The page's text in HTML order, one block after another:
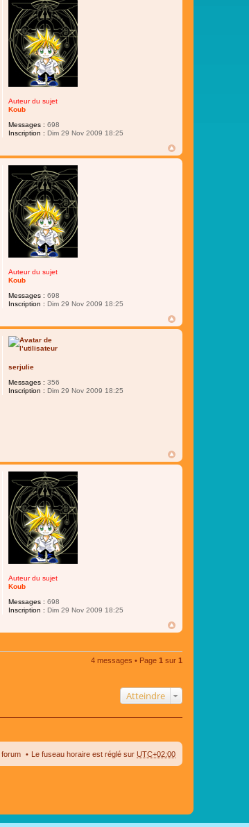
Auteur du sujet
Koub
Messages : 698
Inscription : Dim 29 Nov 2009 18:25
Auteur du sujet
Koub
Messages : 698
Inscription : Dim 29 Nov 2009 18:25
serjulie
Messages : 356
Inscription : Dim 29 Nov 2009 18:25
Auteur du sujet
Koub
Messages : 698
Inscription : Dim 29 Nov 2009 18:25
4 messages • Page 1 sur 1
Atteindre
Le fuseau horaire est réglé sur UTC+02:00